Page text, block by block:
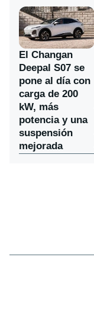
El Changan
Deepal S07 se
pone al día con
carga de 200
kW, más
potencia y una
suspensión
mejorada